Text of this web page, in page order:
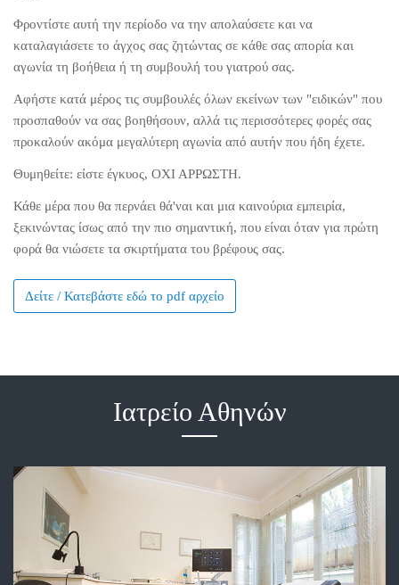
Φροντίστε αυτή την περίοδο να την απολαύσετε και να
καταλαγιάσετε το άγχος σας ζητώντας σε κάθε σας απορία και
αγωνία τη βοήθεια ή τη συμβουλή του γιατρού σας.
Αφήστε κατά μέρος τις συμβουλές όλων εκείνων των "ειδικών" που
προσπαθούν να σας βοηθήσουν, αλλά τις περισσότερες φορές σας
προκαλούν ακόμα μεγαλύτερη αγωνία από αυτήν που ήδη έχετε.
Θυμηθείτε: είστε έγκυος, ΟΧΙ ΑΡΡΩΣΤΗ.
Κάθε μέρα που θα περνάει θά'ναι και μια καινούρια εμπειρία,
ξεκινώντας ίσως από την πιο σημαντική, που είναι όταν για πρώτη
φορά θα νιώσετε τα σκιρτήματα του βρέφους σας.
Δείτε / Κατεβάστε εδώ το pdf αρχείο
Ιατρείο Αθηνών